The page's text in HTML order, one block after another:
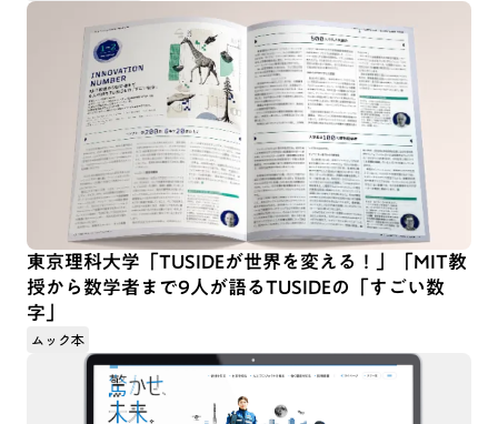
東京理科大学「TUSIDEが世界を変える！」「MIT教
授から数学者まで9人が語るTUSIDEの「すごい数
字」
ムック本